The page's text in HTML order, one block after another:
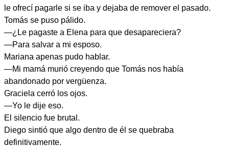
le ofrecí pagarle si se iba y dejaba de remover el pasado.
Tomás se puso pálido.
—¿Le pagaste a Elena para que desapareciera?
—Para salvar a mi esposo.
Mariana apenas pudo hablar.
—Mi mamá murió creyendo que Tomás nos había
abandonado por vergüenza.
Graciela cerró los ojos.
—Yo le dije eso.
El silencio fue brutal.
Diego sintió que algo dentro de él se quebraba
definitivamente.